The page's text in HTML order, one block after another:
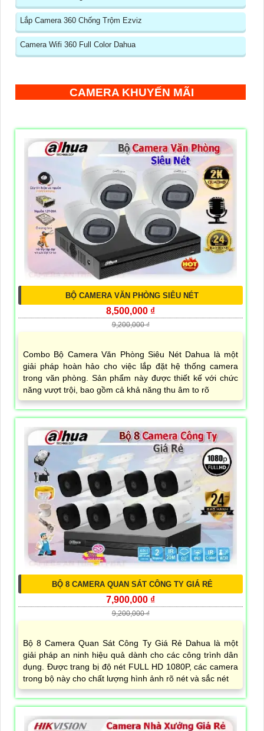
Lắp Camera 360 Chống Trộm Ezviz
Camera Wifi 360 Full Color Dahua
CAMERA KHUYẾN MÃI
BỘ CAMERA VĂN PHÒNG SIÊU NÉT
8,500,000 ₫
9,200,000 ₫
Combo Bộ Camera Văn Phòng Siêu Nét Dahua là một
giải pháp hoàn hảo cho việc lắp đặt hệ thống camera
trong văn phòng. Sản phẩm này được thiết kế với chức
năng vượt trội, bao gồm cả khả năng thu âm to rõ
BỘ 8 CAMERA QUAN SÁT CÔNG TY GIÁ RẺ
7,900,000 ₫
9,200,000 ₫
Bộ 8 Camera Quan Sát Công Ty Giá Rẻ Dahua là một
giải pháp an ninh hiệu quả dành cho các công trình dân
dụng. Được trang bị độ nét FULL HD 1080P, các camera
trong bộ này cho chất lượng hình ảnh rõ nét và sắc nét